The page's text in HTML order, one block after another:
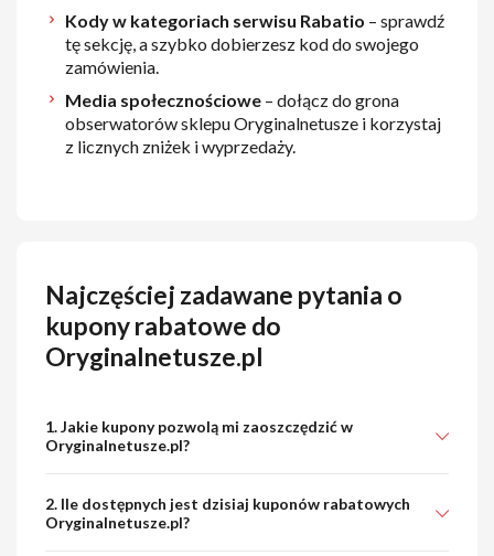
Kody w kategoriach serwisu Rabatio – sprawdź
tę sekcję, a szybko dobierzesz kod do swojego
zamówienia.
Media społecznościowe – dołącz do grona
obserwatorów sklepu Oryginalnetusze i korzystaj
z licznych zniżek i wyprzedaży.
Najczęściej zadawane pytania o
kupony rabatowe do
Oryginalnetusze.pl
1. Jakie kupony pozwolą mi zaoszczędzić w
Oryginalnetusze.pl?
2. Ile dostępnych jest dzisiaj kuponów rabatowych
Oryginalnetusze.pl?